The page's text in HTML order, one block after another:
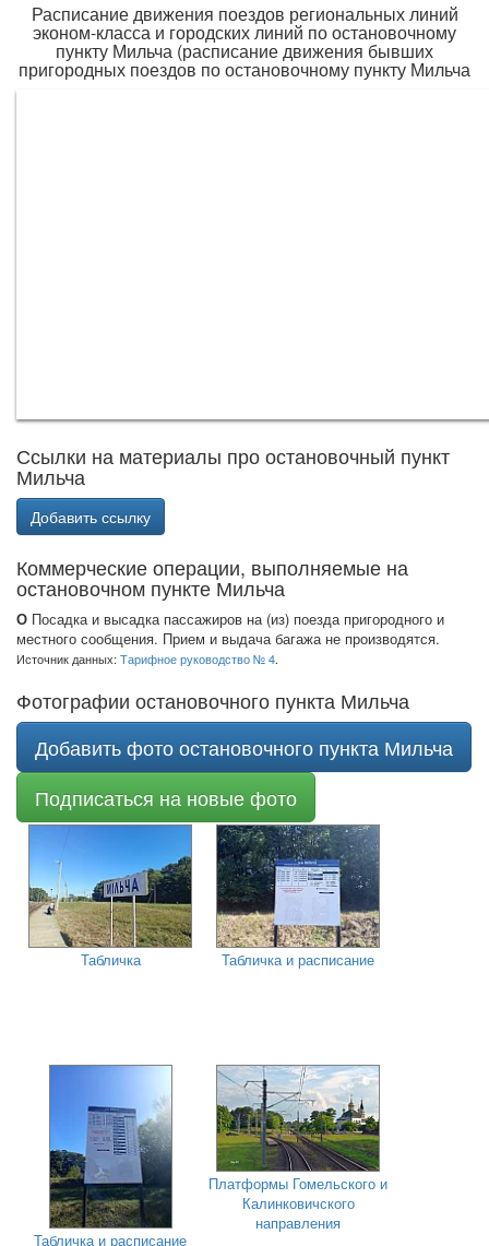
Расписание движения поездов региональных линий
эконом-класса и городских линий по остановочному
пункту Мильча (расписание движения бывших
пригородных поездов по остановочному пункту Мильча
Ссылки на материалы про остановочный пункт
Мильча
Добавить ссылку
Коммерческие операции, выполняемые на
остановочном пункте Мильча
О Посадка и высадка пассажиров на (из) поезда пригородного и
местного сообщения. Прием и выдача багажа не производятся.
Источник данных: Тарифное руководство № 4.
Фотографии остановочного пункта Мильча
Добавить фото остановочного пункта Мильча
Подписаться на новые фото
Табличка Табличка и расписание
Табличка и расписание
Платформы Гомельского и
Калинковичского
направления